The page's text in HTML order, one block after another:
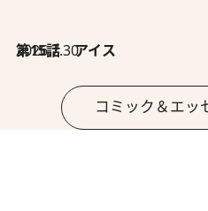
2026.7.30
第15話 アイス
コミック＆エッ